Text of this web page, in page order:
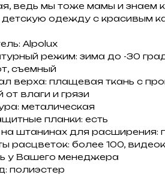
ведь мы тоже мамы и знаем
одежду с красивым
Alpolux
режим: зима до -30
съемный
верха: плащевая ткань с
от влаги и грязи
металическая
планки: есть
штанинах для расширения:
расцветок: более 100,
у Вашего менеджера
полиэстер